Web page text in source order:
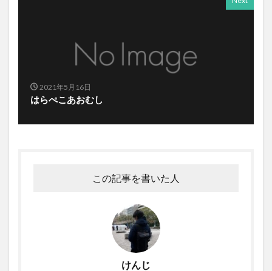
2021年5月16日
はらぺこあおむし
この記事を書いた人
けんじ